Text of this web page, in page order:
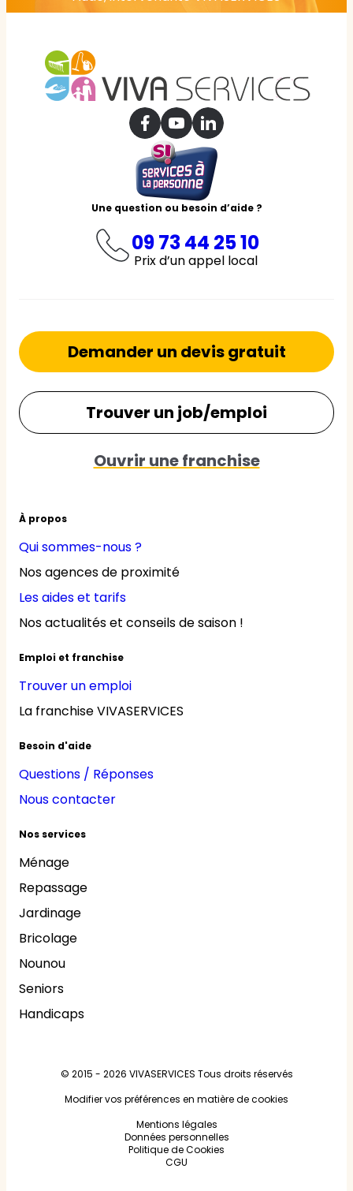
Une question ou besoin d’aide ?
09 73 44 25 10
Prix d’un appel local
À propos
Qui sommes-nous ?
Nos agences de proximité
Les aides et tarifs
Nos actualités et conseils de saison !
Emploi et franchise
Trouver un emploi
La franchise VIVASERVICES
Besoin d'aide
Questions / Réponses
Nous contacter
Nos services
Ménage
Repassage
Jardinage
Bricolage
Nounou
Seniors
Handicaps
Demander un devis gratuit
Trouver un job/emploi
Ouvrir une franchise
© 2015 - 2026 VIVASERVICES Tous droits réservés
Modifier vos préférences en matière de cookies
Mentions légales
Données personnelles
Politique de Cookies
CGU